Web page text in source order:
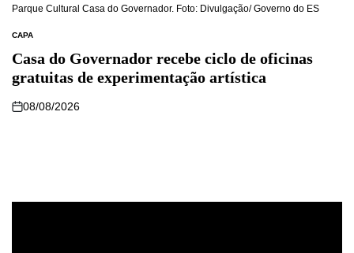
Parque Cultural Casa do Governador. Foto: Divulgação/ Governo do ES
CAPA
Casa do Governador recebe ciclo de oficinas
gratuitas de experimentação artística
08/08/2026